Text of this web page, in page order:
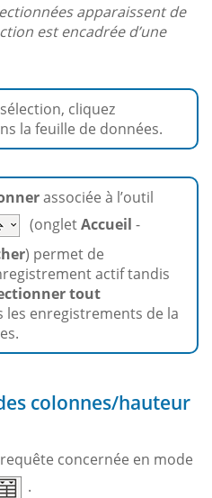
apparaissent de
est encadrée d’une
cliquez
la feuille de données.
associée à l’outil
(ongletAccueil -
) permet de
actif tandis
tout
les enregistrements de la
colonnes/hauteur
concernée en mode
.